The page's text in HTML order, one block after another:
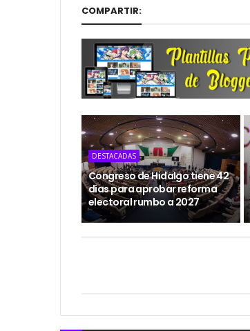
COMPARTIR:
DESTACADAS
Congreso de Hidalgo tiene 42
días para aprobar reforma
electoral rumbo a 2027